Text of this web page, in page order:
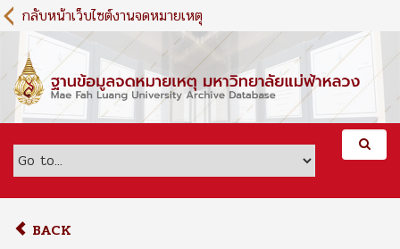
S
k
m
c
กลับหน้าเว็บไซต์งานจดหมายเหตุ
BACK